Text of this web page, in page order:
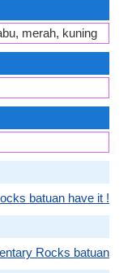
merah, kuning
batuan have it !
Rocks batuan